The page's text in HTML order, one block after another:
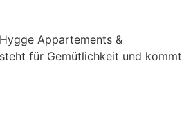
Appartements &
für Gemütlichkeit und kommt